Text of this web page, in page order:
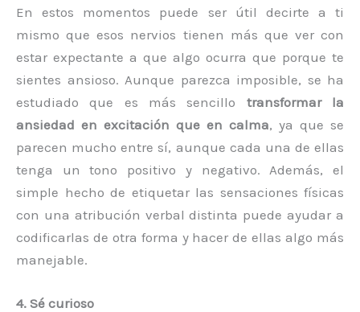
En estos momentos puede ser útil decirte a ti
mismo que esos nervios tienen más que ver con
estar expectante a que algo ocurra que porque te
sientes ansioso. Aunque parezca imposible, se ha
estudiado que es más sencillo transformar la
ansiedad en excitación que en calma, ya que se
parecen mucho entre sí, aunque cada una de ellas
tenga un tono positivo y negativo. Además, el
simple hecho de etiquetar las sensaciones físicas
con una atribución verbal distinta puede ayudar a
codificarlas de otra forma y hacer de ellas algo más
manejable.
4. Sé curioso